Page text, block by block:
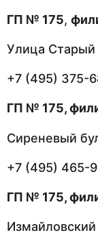
ГП № 175,
Улица Старый
+7 (495) 375-
ГП № 175,
Сиреневый
+7 (495) 465-
ГП № 175,